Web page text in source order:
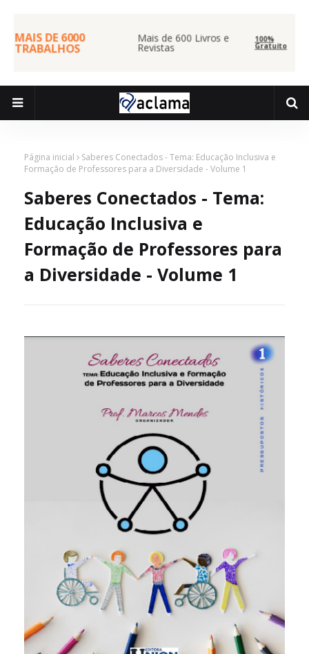
MAIS DE 6000
TRABALHOS
Mais de 600 Livros e
Revistas
100%
Gratuito
Página inicial
Saberes Conectados - Tema: Educação Inclusiva e
Formação de Professores para a Diversidade - Volume 1
Saberes Conectados - Tema:
Educação Inclusiva e
Formação de Professores para
a Diversidade - Volume 1